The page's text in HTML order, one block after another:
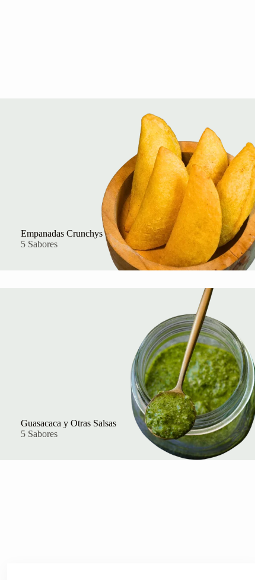
Empanadas Crunchys
5 Sabores
Guasacaca y Otras Salsas
5 Sabores